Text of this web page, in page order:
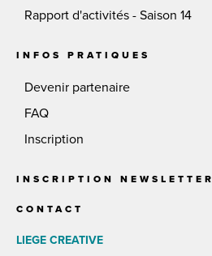
Rapport d'activités - Saison 14
INFOS PRATIQUES
Devenir partenaire
FAQ
Inscription
INSCRIPTION NEWSLETTER
CONTACT
LIEGE CREATIVE